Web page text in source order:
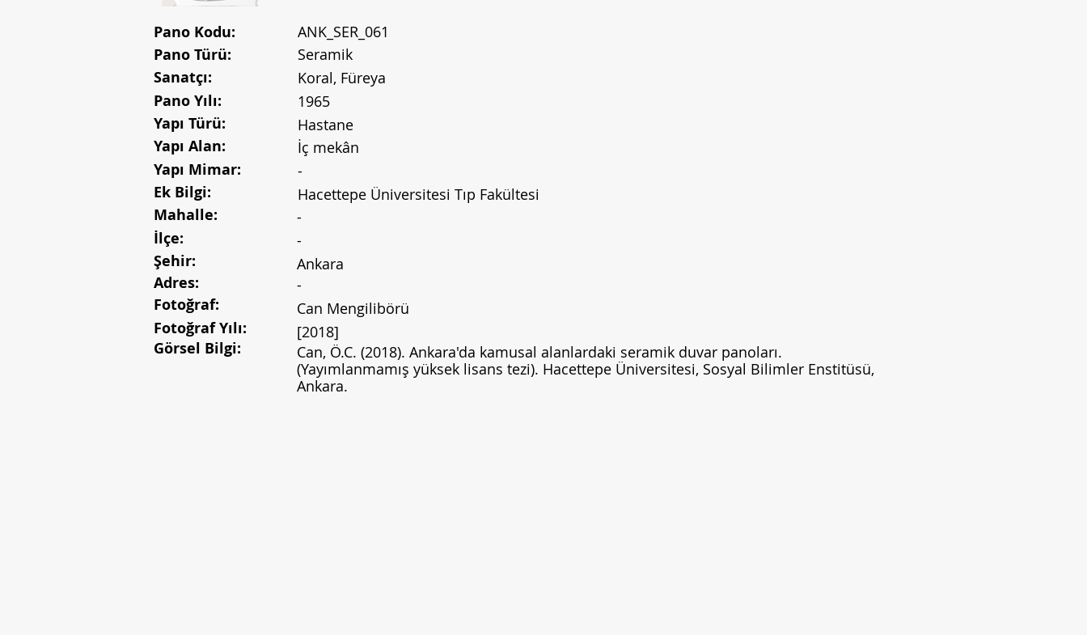
Pano Kodu:
Pano Türü:
Sanatçı:
Pano Yılı:
Yapı Türü:
Yapı Alan:
Yapı Mimar:
Ek Bilgi:
Mahalle:
İlçe:
Şehir:
Adres:
Fotoğraf:
Fotoğraf Yılı:
Görsel Bilgi:
ANK_SER_061
Seramik
Koral, Füreya
1965
Hastane
İç mekân
-
Hacettepe Üniversitesi Tıp Fakültesi
-
-
Ankara
-
Can Mengilibörü
[2018]
Can, Ö.C. (2018). Ankara'da kamusal alanlardaki seramik duvar panoları.
(Yayımlanmamış yüksek lisans tezi). Hacettepe Üniversitesi, Sosyal Bilimler Enstitüsü,
Ankara.